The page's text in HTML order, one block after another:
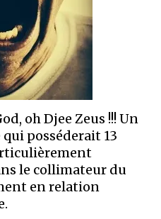
oh Djee Zeus !!! Un
posséderait 13
le collimateur du
en relation